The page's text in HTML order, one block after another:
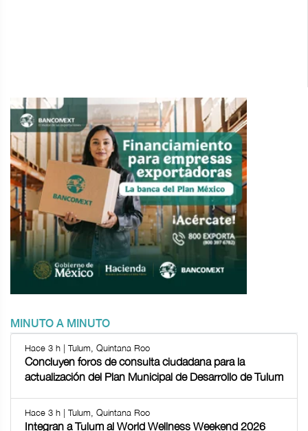
MINUTO A MINUTO
Hace 3 h | Tulum, Quintana Roo
Concluyen foros de consulta ciudadana para la
actualización del Plan Municipal de Desarrollo de Tulum
Hace 3 h | Tulum, Quintana Roo
Integran a Tulum al World Wellness Weekend 2026